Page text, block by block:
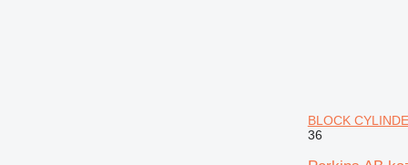
BLOCK
36